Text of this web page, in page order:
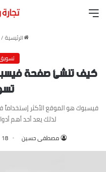
القائمة
الرئيسية /
كيف تنشئ صفحة
فيسبوك هو الموقع الأكثر
لذلك يعد أحد أهم
مصطفى حسين 18 مايو، 2023